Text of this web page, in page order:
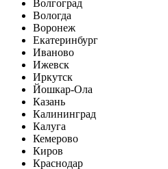
Волгоград
Вологда
Воронеж
Екатеринбург
Иваново
Ижевск
Иркутск
Йошкар-Ола
Казань
Калининград
Калуга
Кемерово
Киров
Краснодар